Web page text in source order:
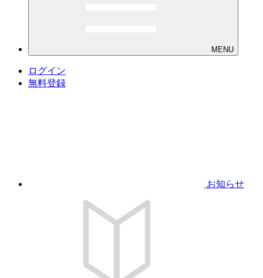
MENU
ログイン
無料登録
お知らせ